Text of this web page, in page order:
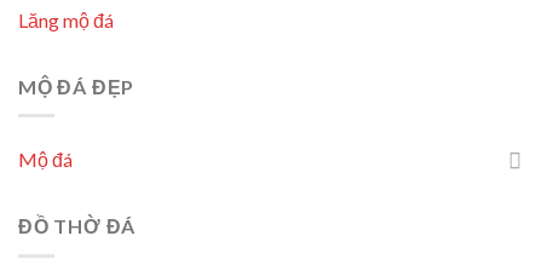
Lăng mộ đá
MỘ ĐÁ ĐẸP
Mộ đá
ĐỒ THỜ ĐÁ